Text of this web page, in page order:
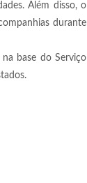
Além disso, o
durante
base do Serviço